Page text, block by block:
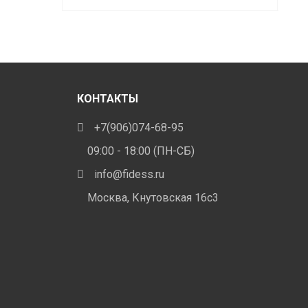
КОНТАКТЫ
+7(906)074-68-95
09:00 - 18:00 (ПН-СБ)
info@fidess.ru
Москва, Кнутовская 16с3